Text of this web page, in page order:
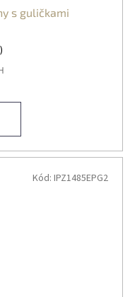
s guličkami
Kód: IPZ1485EPG2